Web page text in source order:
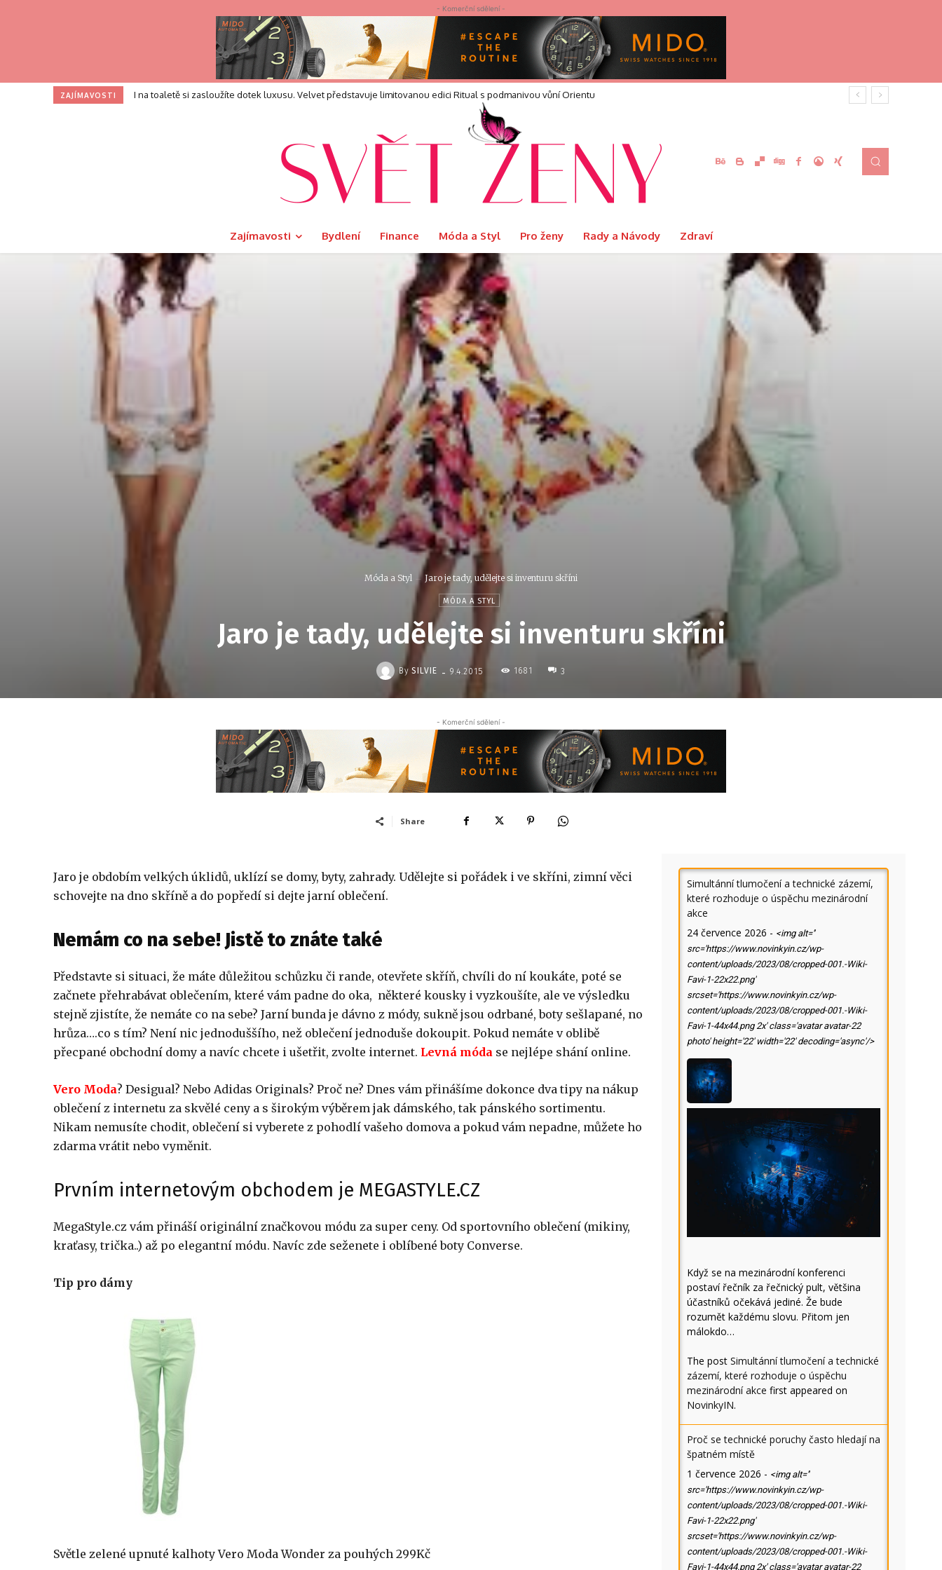
- Komerční sdělení -
ZAJÍMAVOSTI I na toaletě si zasloužíte dotek luxusu. Velvet představuje limitovanou edici Ritual s podmanivou vůní Orientu
Ze Super Bowlu do vesmíru: Jak se čokoláda stala kulturním fenoménem
Zajímavosti Bydlení Finance Móda a Styl Pro ženy Rady a Návody Zdraví
Móda a Styl Jaro je tady, udělejte si inventuru skříni
MÓDA A STYL
Jaro je tady, udělejte si inventuru skříni
By SILVIE - 9.4.2015 1681 3
- Komerční sdělení -
Share
Jaro je obdobím velkých úklidů, uklízí se domy, byty, zahrady. Udělejte si pořádek i ve skříni, zimní věci
schovejte na dno skříně a do popředí si dejte jarní oblečení.
Nemám co na sebe! Jistě to znáte také
Představte si situaci, že máte důležitou schůzku či rande, otevřete skříň, chvíli do ní koukáte, poté se
začnete přehrabávat oblečením, které vám padne do oka, některé kousky i vyzkoušíte, ale ve výsledku
stejně zjistíte, že nemáte co na sebe? Jarní bunda je dávno z módy, sukně jsou odrbané, boty sešlapané, no
hrůza….co s tím? Není nic jednoduššího, než oblečení jednoduše dokoupit. Pokud nemáte v oblibě
přecpané obchodní domy a navíc chcete i ušetřit, zvolte internet. Levná móda se nejlépe shání online.
Vero Moda? Desigual? Nebo Adidas Originals? Proč ne? Dnes vám přinášíme dokonce dva tipy na nákup
oblečení z internetu za skvělé ceny a s širokým výběrem jak dámského, tak pánského sortimentu.
Nikam nemusíte chodit, oblečení si vyberete z pohodlí vašeho domova a pokud vám nepadne, můžete ho
zdarma vrátit nebo vyměnit.
Prvním internetovým obchodem je MEGASTYLE.CZ
MegaStyle.cz vám přináší originální značkovou módu za super ceny. Od sportovního oblečení (mikiny,
kraťasy, trička..) až po elegantní módu. Navíc zde seženete i oblíbené boty Converse.
Tip pro dámy
Světle zelené upnuté kalhoty Vero Moda Wonder za pouhých 299Kč
Simultánní tlumočení a technické zázemí,
které rozhoduje o úspěchu mezinárodní
akce
24 července 2026 - <img alt=''
src='https://www.novinkyin.cz/wp-
content/uploads/2023/08/cropped-001.-Wiki-
Favi-1-22x22.png'
srcset='https://www.novinkyin.cz/wp-
content/uploads/2023/08/cropped-001.-Wiki-
Favi-1-44x44.png 2x' class='avatar avatar-22
photo' height='22' width='22' decoding='async'/>
Když se na mezinárodní konferenci
postaví řečník za řečnický pult, většina
účastníků očekává jediné. Že bude
rozumět každému slovu. Přitom jen
málokdo…
The post Simultánní tlumočení a technické
zázemí, které rozhoduje o úspěchu
mezinárodní akce first appeared on
NovinkyIN.
Proč se technické poruchy často hledají na
špatném místě
1 července 2026 - <img alt=''
src='https://www.novinkyin.cz/wp-
content/uploads/2023/08/cropped-001.-Wiki-
Favi-1-22x22.png'
srcset='https://www.novinkyin.cz/wp-
content/uploads/2023/08/cropped-001.-Wiki-
Favi-1-44x44.png 2x' class='avatar avatar-22